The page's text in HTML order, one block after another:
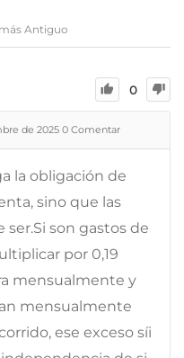
Antiguo
0
de 2025 0 Comentar
la obligación de
sino que las
son gastos de
por 0,19 
mensualmente y
mensualmente
ese exceso síi